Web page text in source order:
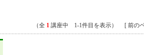
（全 1 講座中 1-1件目を表示） [ 前のペ